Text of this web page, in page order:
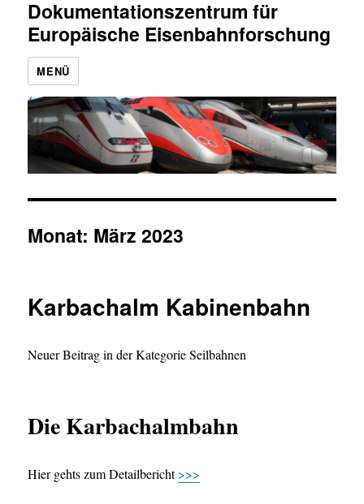
Dokumentationszentrum für
Europäische Eisenbahnforschung
MENÜ
Monat: März 2023
Karbachalm Kabinenbahn
Neuer Beitrag in der Kategorie Seilbahnen
Die Karbachalmbahn
Hier gehts zum Detailbericht>>>